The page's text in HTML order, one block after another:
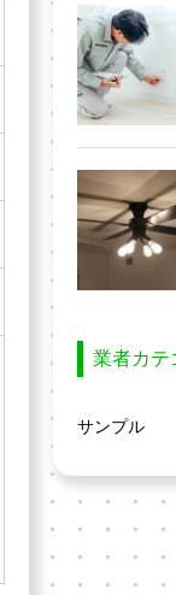
業者カテ
サンプル